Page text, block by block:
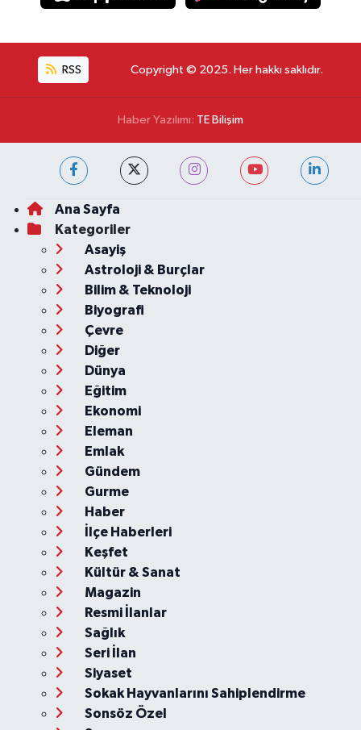
RSS Copyright © 2025. Her hakkı saklıdır.
Haber Yazılımı: TE Bilişim
Ana Sayfa
Kategoriler
Asayiş
Astroloji & Burçlar
Bilim & Teknoloji
Biyografi
Çevre
Diğer
Dünya
Eğitim
Ekonomi
Eleman
Emlak
Gündem
Gurme
Haber
İlçe Haberleri
Keşfet
Kültür & Sanat
Magazin
Resmi İlanlar
Sağlık
Seri İlan
Siyaset
Sokak Hayvanlarını Sahiplendirme
Sonsöz Özel